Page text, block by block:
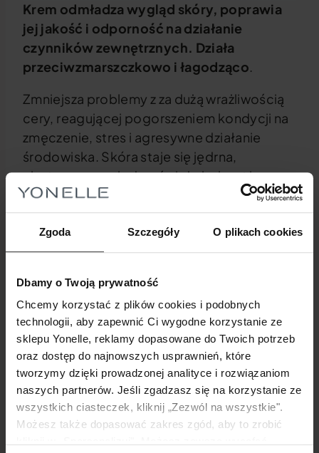
Zgoda Szczegóły O plikach cookies
Dbamy o Twoją prywatność
Chcemy korzystać z plików cookies i podobnych
technologii, aby zapewnić Ci wygodne korzystanie ze
sklepu Yonelle, reklamy dopasowane do Twoich potrzeb
oraz dostęp do najnowszych usprawnień, które
tworzymy dzięki prowadzonej analityce i rozwiązaniom
naszych partnerów. Jeśli zgadzasz się na korzystanie ze
wszystkich ciasteczek, kliknij „Zezwól na wszystkie".
Możesz także dopasować zakres zgód, aby to zrobić
Krem odmładza wygląd skóry, poprawia
jej jakość i odporność na działanie
czynników zewnętrznych. Działa
przeciwzmarszczkowo i łagodząco.
Zmniejsza problemy z za dużą wrażliwością
cery, reagującej pogorszeniem kondycji na
zmęczenie, stres i agresywne działanie
środowiska. Skóra staje się jędrna,
elastyczna, ma ładny, świeży koloryt i
zachwycającą gładkość. Wygląda zdrowo i
młodzieńczo.
„Szczęśliwa skóra” – obecnie niezbędny
warunek poczucia idealnej pielęgnacji.
INNOWACJA YONELLE!
MEDYCZNE HITY W KOSMETYKACH